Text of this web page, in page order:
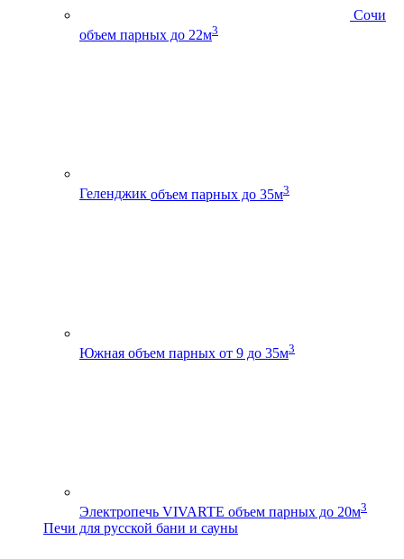
Сочи
объем парных до 22м3
Геленджик объем парных до 35м3
Южная объем парных от 9 до 35м3
Электропечь VIVARTE объем парных до 20м3
Печи для русской бани и сауны